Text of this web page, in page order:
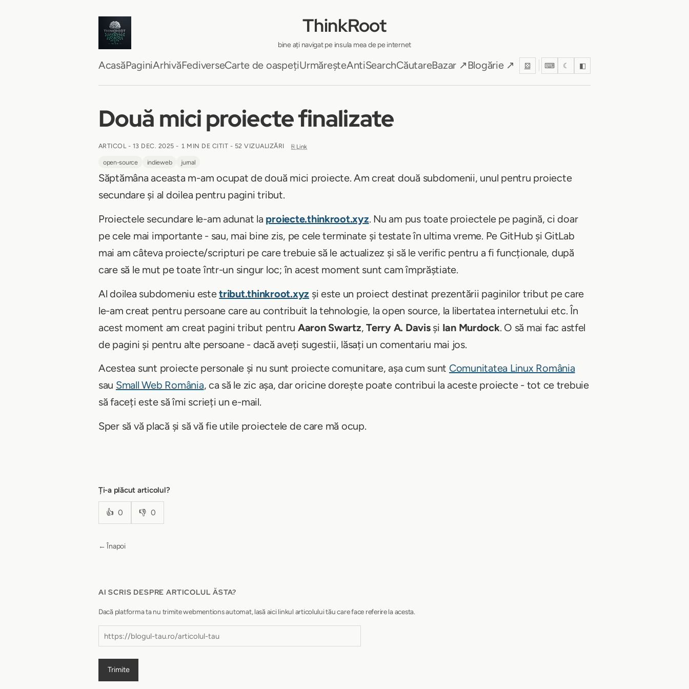
ThinkRoot
bine ați navigat pe insula mea de pe internet
AcasăPaginiArhivăFediverseCarte de oaspețiUrmăreșteAntiSearchCăutareBazar ↗ Blogărie ↗ ⚄ ⌨ ☾ ◧
Două mici proiecte finalizate
ARTICOL - 13 DEC. 2025 - 1 MIN DE CITIT - 52 VIZUALIZĂRI ⎘ Link
open-source indieweb jurnal
Săptămâna aceasta m-am ocupat de două mici proiecte. Am creat două subdomenii, unul pentru proiecte
secundare și al doilea pentru pagini tribut.
Proiectele secundare le-am adunat la proiecte.thinkroot.xyz. Nu am pus toate proiectele pe pagină, ci doar
pe cele mai importante - sau, mai bine zis, pe cele terminate și testate în ultima vreme. Pe GitHub și GitLab
mai am câteva proiecte/scripturi pe care trebuie să le actualizez și să le verific pentru a fi funcționale, după
care să le mut pe toate într-un singur loc; în acest moment sunt cam împrăștiate.
Al doilea subdomeniu estetribut.thinkroot.xyz și este un proiect destinat prezentării paginilor tribut pe care
le-am creat pentru persoane care au contribuit la tehnologie, la open source, la libertatea internetului etc. În
acest moment am creat pagini tribut pentru Aaron Swartz,Terry A. Davisși Ian Murdock. O să mai fac astfel
de pagini și pentru alte persoane - dacă aveți sugestii, lăsați un comentariu mai jos.
Acestea sunt proiecte personale și nu sunt proiecte comunitare, așa cum sunt Comunitatea Linux România
sau Small Web România, ca să le zic așa, dar oricine dorește poate contribui la aceste proiecte - tot ce trebuie
să faceți este să îmi scrieți un e-mail.
Sper să vă placă și să vă fie utile proiectele de care mă ocup.
Ți-a plăcut articolul?
👍 0 👎 0
← Înapoi
AI SCRIS DESPRE ARTICOLUL ĂSTA?
Dacă platforma ta nu trimite webmentions automat, lasă aici linkul articolului tău care face referire la acesta.
Trimite